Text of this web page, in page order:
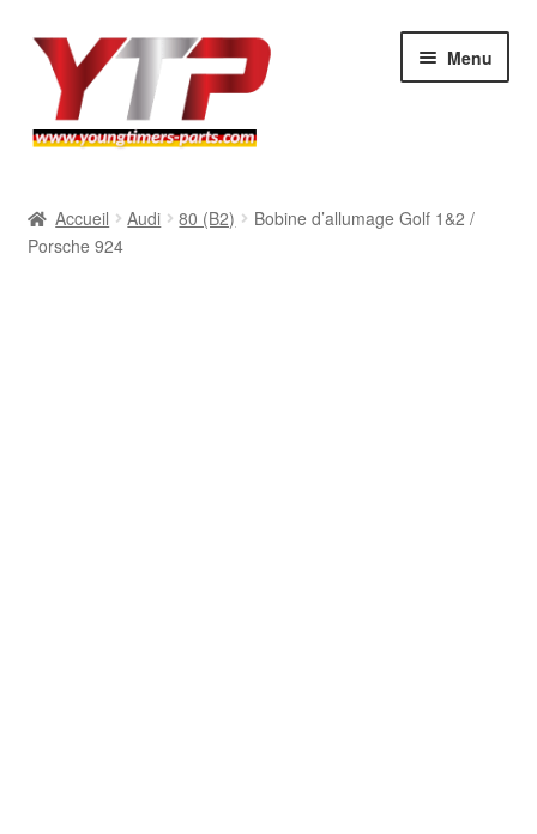
Aller
navigation
Aller
contenu
Menu
BMW
Accueil Audi 80 (B2)
Bobine d’allumage Golf 1&2 /
Porsche 924